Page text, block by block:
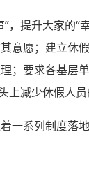
”，提升大家的
意愿；建立休
；要求各基层
上减少休假人员
一系列制度落